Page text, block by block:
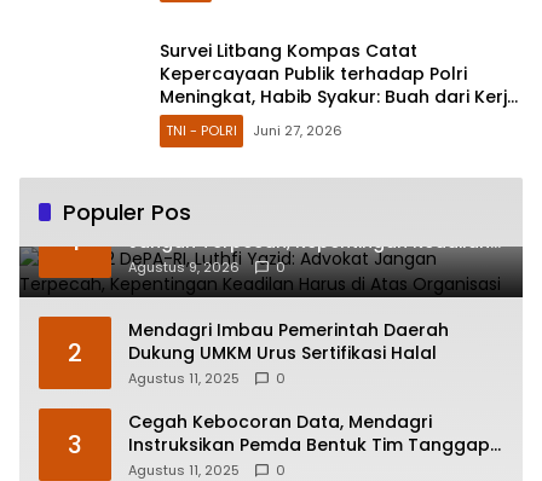
Survei Litbang Kompas Catat
Kepercayaan Publik terhadap Polri
Meningkat, Habib Syakur: Buah dari Kerja
Nyata
TNI - POLRI Juni 27, 2026
Populer Pos
1
HUT ke-2 DePA-RI, Luthfi Yazid: Advokat
Jangan Terpecah, Kepentingan Keadilan
Harus di Atas Organisasi
Agustus 9, 2026 0
2
Mendagri Imbau Pemerintah Daerah
Dukung UMKM Urus Sertifikasi Halal
Agustus 11, 2025 0
3
Cegah Kebocoran Data, Mendagri
Instruksikan Pemda Bentuk Tim Tanggap
Insiden Siber
Agustus 11, 2025 0